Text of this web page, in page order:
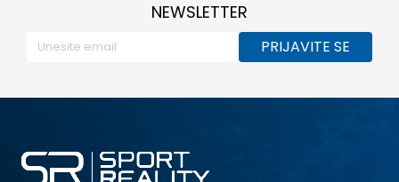
NEWSLETTER
PRIJAVITE SE